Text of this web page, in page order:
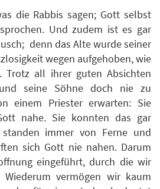
die Rabbis sagen; Gott selbst
Und zudem ist es gar
denn das Alte wurde seiner
wegen aufgehoben, wie
Trotz all ihrer guten Absichten
seine Söhne doch nie zu
einem Priester erwarten: Sie
nahe. Sie konnten das gar
immer von Ferne und
sich Gott nie nahen. Darum
eingeführt, durch die wir
vermögen wir kaum